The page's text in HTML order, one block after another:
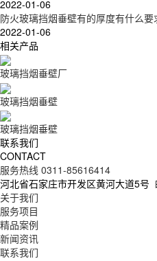
2022-01-06
防火玻璃挡烟垂壁有的厚度有什么要
2022-01-06
相关产品
玻璃挡烟垂壁厂
玻璃挡烟垂壁
玻璃挡烟垂壁
联系我们
CONTACT
服务热线 0311-85616414
河北省石家庄市开发区黄河大道5号
关于我们
服务项目
精品案例
新闻资讯
联系我们